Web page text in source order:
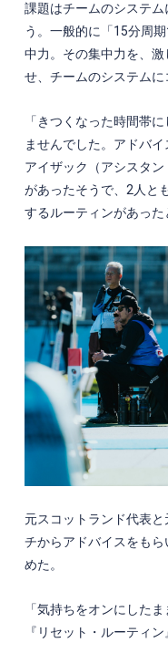
課題はチームのシステム
う。一般的に「15分周
中力。その集中力を、
せ、チームのシステムに
「きつくなった時間帯
ませんでした。アドバ
アイザック（アシスタ
があったそうで、 2人と
するルーティンがあった
元スコットランド代表と
チからアドバイスをもら
めた。
「気持ちをオンにした
『リセット・ルーティ